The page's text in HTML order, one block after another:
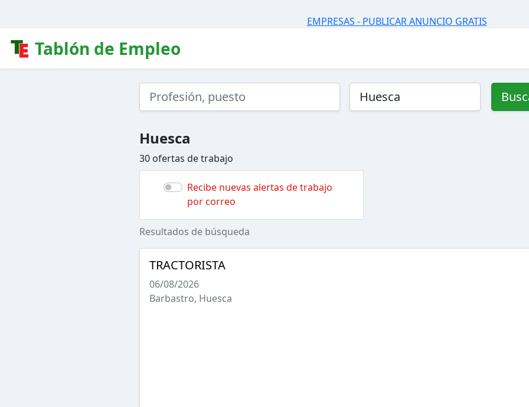
EMPRESAS - PUBLICAR ANUNCIO GRATIS
Tablón de Empleo
Huesca
30 ofertas de trabajo
Recibe nuevas alertas de trabajo
por correo
Resultados de búsqueda
TRACTORISTA
06/08/2026
Barbastro, Huesca